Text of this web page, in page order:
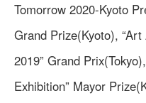
Tomorrow 2020-Kyoto
Grand Prize(Kyoto),
2019” Grand
Exhibition” Mayor